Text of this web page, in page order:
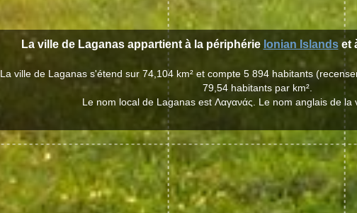
La ville de Laganas appartient à la périphérie Ionian Islandset
La ville de Laganas s'étend sur 74,104 km² et compte 5 894 habitants
79,54 habitants par km².
Le nom local de Laganas est Λαγανάς. Le nom anglais de la